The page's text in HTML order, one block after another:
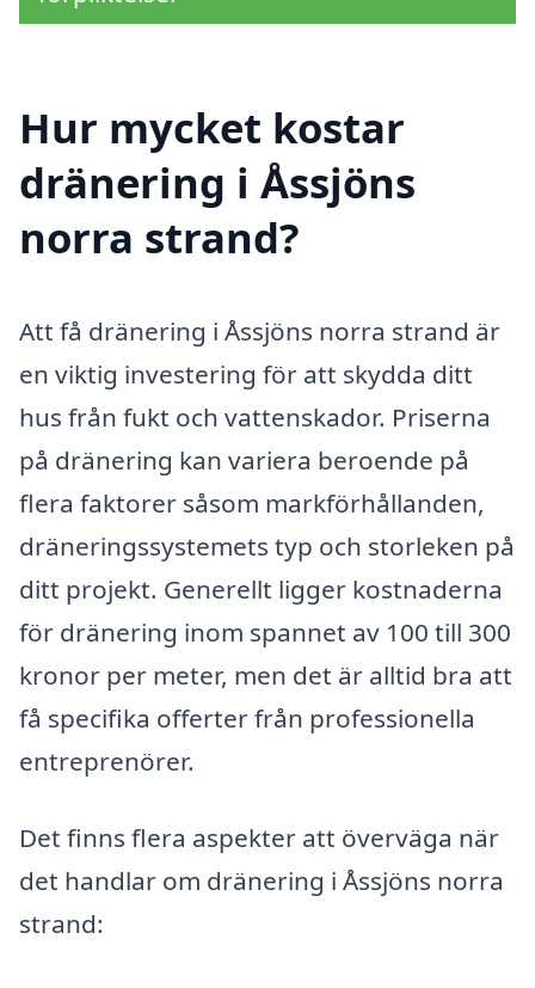
Hur mycket kostar
dränering i Åssjöns
norra strand?
Att få dränering i Åssjöns norra strand är
en viktig investering för att skydda ditt
hus från fukt och vattenskador. Priserna
på dränering kan variera beroende på
flera faktorer såsom markförhållanden,
dräneringssystemets typ och storleken på
ditt projekt. Generellt ligger kostnaderna
för dränering inom spannet av 100 till 300
kronor per meter, men det är alltid bra att
få specifika offerter från professionella
entreprenörer.
Det finns flera aspekter att överväga när
det handlar om dränering i Åssjöns norra
strand: